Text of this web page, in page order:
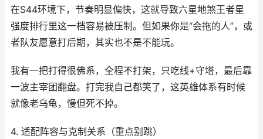
在S44环境下，节奏明显偏快，这就导致六星地煞王者星
强度排行里这一档容易被压制。但如果你是“会拖的人”，或
者队友愿意打后期，其实也不是不能玩。
我有一把打得很佛系，全程不打架，只吃线+守塔，最后靠
一波主宰团翻盘。打完我自己都笑了，这英雄体系有时候
就像老乌龟，慢但死不掉。
4. 适配阵容与克制关系（重点别跳）